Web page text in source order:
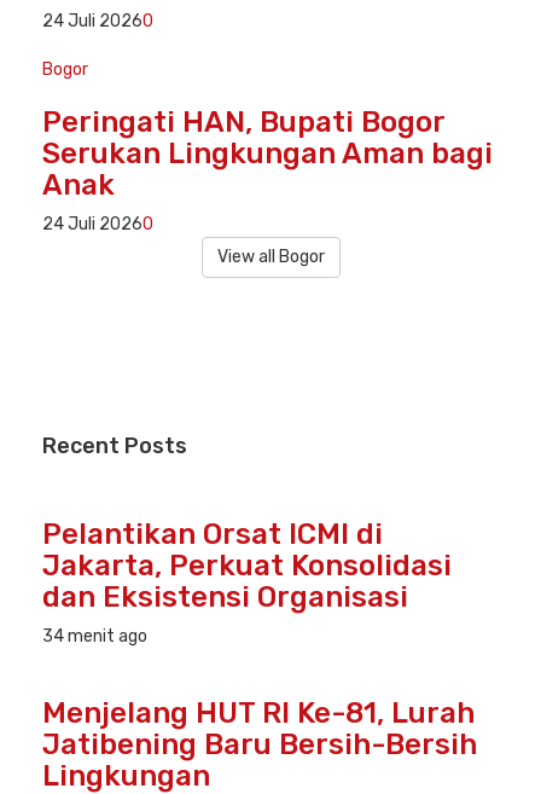
24 Juli 20260
Bogor
Peringati HAN, Bupati Bogor
Serukan Lingkungan Aman bagi
Anak
24 Juli 20260
View all Bogor
Recent Posts
Pelantikan Orsat ICMI di
Jakarta, Perkuat Konsolidasi
dan Eksistensi Organisasi
34 menit ago
Menjelang HUT RI Ke-81, Lurah
Jatibening Baru Bersih-Bersih
Lingkungan